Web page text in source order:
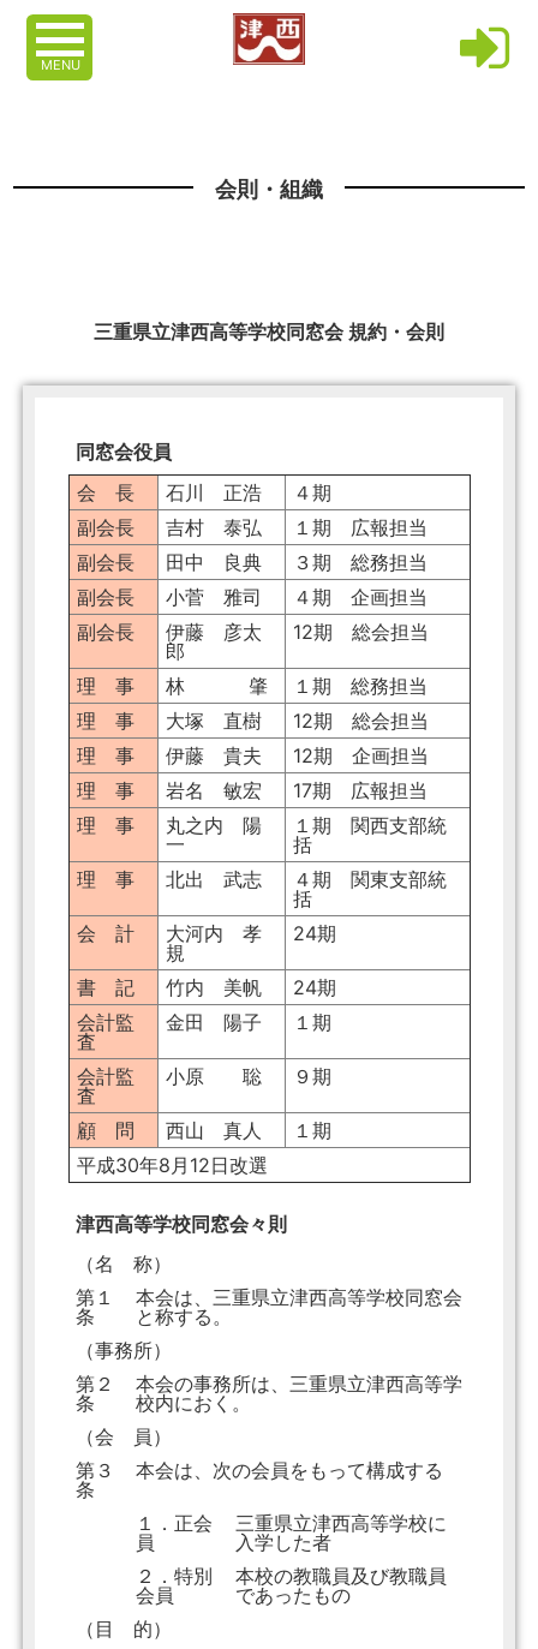
MENU
会則・組織
三重県立津西高等学校同窓会 規約・会則
同窓会役員
会 長
石川 正浩
４期
副会長
吉村 泰弘
１期 広報担当
副会長
田中 良典
３期 総務担当
副会長
小菅 雅司
４期 企画担当
副会長
伊藤 彦太
郎
12期 総会担当
理 事 林 肇
１期 総務担当
理 事
大塚 直樹
12期 総会担当
理 事
伊藤 貴夫
12期 企画担当
理 事
岩名 敏宏
17期 広報担当
理 事
丸之内 陽
一
１期 関西支部統
括
理 事
北出 武志
４期 関東支部統
括
会 計
大河内 孝
規
24期
書 記 竹内 美帆
24期
会計監
査
金田 陽子 １期
会計監
査
小原 聡 ９期
顧 問 西山 真人
１期
平成30年8月12日改選
津西高等学校同窓会々則
（名 称）
第１
条
本会は、三重県立津西高等学校同窓会
と称する。
（事務所）
第２
条
本会の事務所は、三重県立津西高等学
校内におく。
（会 員）
第３
条
本会は、次の会員をもって構成する
１．正会
員
三重県立津西高等学校に
入学した者
２．特別
会員
本校の教職員及び教職員
であったもの
（目 的）